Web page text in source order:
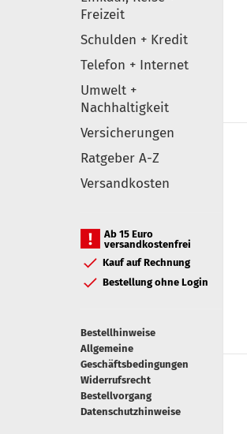
Freizeit
Schulden + Kredit
Telefon + Internet
Umwelt +
Nachhaltigkeit
Versicherungen
Ratgeber A-Z
Versandkosten
Ab 15 Euro
versandkostenfrei
Kauf auf Rechnung
Bestellung ohne Login
Bestellhinweise
Allgemeine
Geschäftsbedingungen
Widerrufsrecht
Bestellvorgang
Datenschutzhinweise